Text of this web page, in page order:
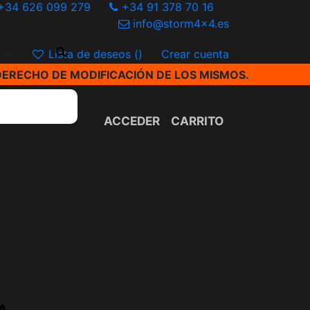
626 099 279
+34 91 378 70 16
info@storm4x4.es
Lista de deseos ()
Crear cuenta
DE MODIFICACIÓN DE LOS MISMOS.
ACCEDER CARRITO